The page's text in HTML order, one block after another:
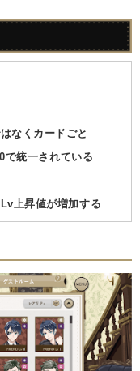
なくカードごと
で統一されている
上昇値が増加する